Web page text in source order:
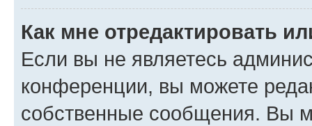
Как мне отредактировать
Если вы не являетесь
конференции, вы можете
собственные сообщения. Вы